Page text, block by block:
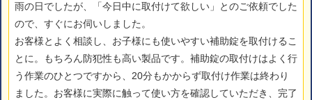
雨の日でしたが、「今日中に取付けて欲しい」とのご依頼でした
ので、すぐにお伺いしました。
お客様とよく相談し、お子様にも使いやすい補助錠を取付けるこ
とに。もちろん防犯性も高い製品です。補助錠の取付けはよく行
う作業のひとつですから、20分もかからず取付け作業は終わり
ました。お客様に実際に触って使い方を確認していただき、完了